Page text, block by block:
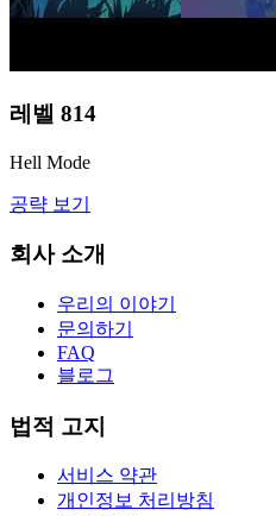
레벨 814
Hell Mode
공략 보기
회사 소개
우리의 이야기
문의하기
FAQ
블로그
법적 고지
서비스 약관
개인정보 처리방침